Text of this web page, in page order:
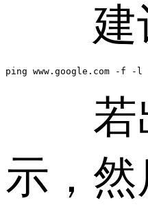
建议
若出
示，